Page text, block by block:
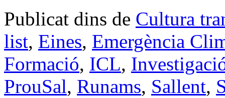
Publicat dins de Cultura
list, Eines, Emergència
Formació, ICL,
ProuSal, Runams, Sallent,